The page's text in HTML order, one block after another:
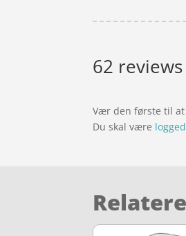
62
Vær den første til at
Du skal være